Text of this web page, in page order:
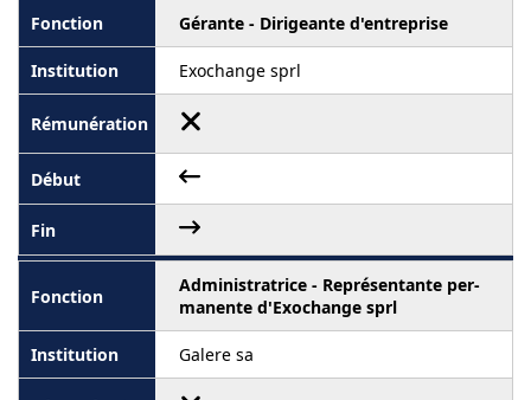
Gérante - Dirigeante d'entreprise
Exochange sprl
Administratrice - Représentante per-
manente d'Exochange sprl
Galere sa